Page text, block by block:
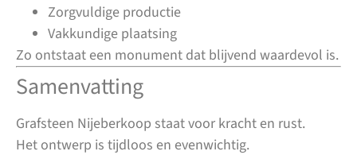
Zorgvuldige productie
Vakkundige plaatsing
Zo ontstaat een monument dat blijvend waardevol is.
Samenvatting
Grafsteen Nijeberkoop staat voor kracht en rust.
Het ontwerp is tijdloos en evenwichtig.